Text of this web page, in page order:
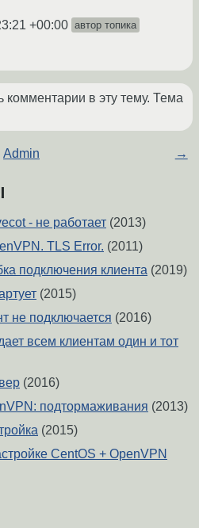
+00:00 автор топика
в эту тему. Тема
Admin →
- не работает (2013)
TLS Error. (2011)
подключения клиента (2019)
(2015)
не подключается (2016)
всем клиентам один и тот
(2016)
подтормаживания (2013)
(2015)
CentOS + OpenVPN